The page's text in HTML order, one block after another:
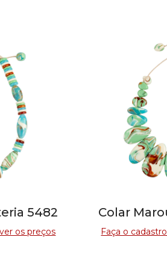
5482
os preços
Colar
Faça o